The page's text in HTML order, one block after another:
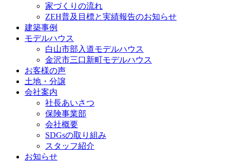
家づくりの流れ
ZEH普及目標と実績報告のお知らせ
建築事例
モデルハウス
白山市部入道モデルハウス
金沢市三口新町モデルハウス
お客様の声
土地・分譲
会社案内
社長あいさつ
保険事業部
会社概要
SDGsの取り組み
スタッフ紹介
お知らせ